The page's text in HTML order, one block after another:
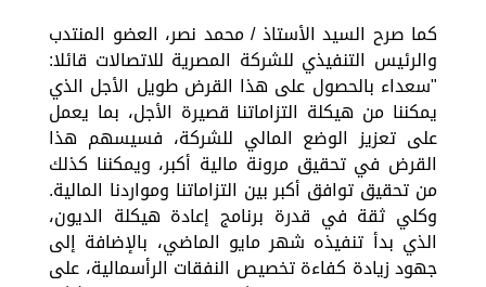
كما صرح السيد الأستاذ / محمد نصر، العضو المنتدب
والرئيس التنفيذي للشركة المصرية للاتصالات قائلا:
"سعداء بالحصول على هذا القرض طويل الأجل الذي
يمكننا من هيكلة التزاماتنا قصيرة الأجل، بما يعمل
على تعزيز الوضع المالي للشركة، فسيسهم هذا
القرض في تحقيق مرونة مالية أكبر، ويمكننا كذلك
من تحقيق توافق أكبر بين التزاماتنا ومواردنا المالية.
وكلي ثقة في قدرة برنامج إعادة هيكلة الديون،
الذي بدأ تنفيذه شهر مايو الماضي، بالإضافة إلى
جهود زيادة كفاءة تخصيص النفقات الرأسمالية، على